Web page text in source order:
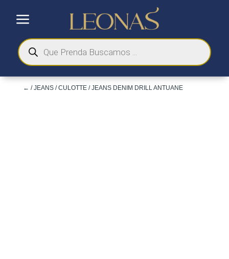
a
Búsqueda
de
productos
← /JEANS /CULOTTE / JEANS DENIM DRILL ANTUANE